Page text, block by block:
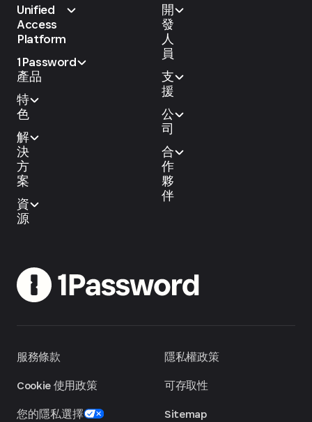
Unified
Access
Platform
1Password
產品
特
色
解
決
方
案
資
源
開
發
人
員
支
援
公
司
合
作
夥
伴
服務條款
Cookie 使用政策
您的隱私選擇
隱私權政策
可存取性
Sitemap